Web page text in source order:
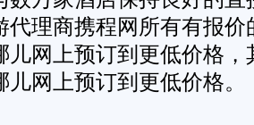
代理商携程网所有有报
儿网上预订到更低价格，
网上预订到更低价格。